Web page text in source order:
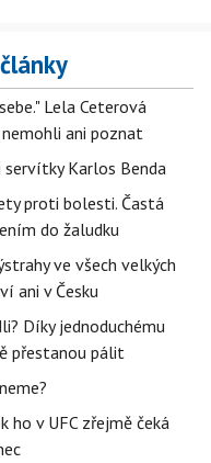
Lela Ceterová
ani poznat
servítky Karlos Benda
proti bolesti. Častá
do žaludku
ve všech velkých
ani v Česku
Díky jednoduchému
přestanou pálit
ho v UFC zřejmě čeká